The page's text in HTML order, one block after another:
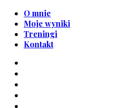
O mnie
Moje wyniki
Treningi
Kontakt